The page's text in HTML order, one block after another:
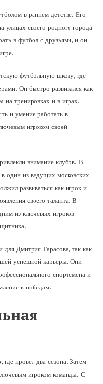
в раннем детстве. Его
улицах своего родного города
в футбол с друзьями, и он
футбольную школу, где
Он быстро развивался как
на тренировках и в играх.
и умение работать в
игроком своей
внимание клубов. В
один из ведущих московских
развиваться как игрок и
своего таланта. В
из ключевых игроков
Дмитрия Тарасова, так как
успешной карьеры. Они
спортсмена и
к победам.
, где провел два сезона. Затем
игроком команды. С